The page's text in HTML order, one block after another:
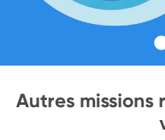
Autres missions